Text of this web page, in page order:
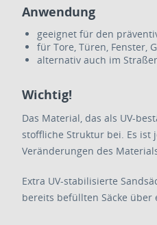
Anwendung
geeignet für den
für Tore, Türen, Fenster,
alternativ auch im
Wichtig!
Das Material, das als UV-
stoffliche Struktur bei. Es ist
Veränderungen des
Extra UV-stabilisierte
bereits befüllten Säcke über